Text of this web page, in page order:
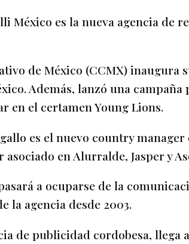
México es la nueva agencia de
de México (CCMX) inaugura
Además, lanzó una
en el certamen Young Lions.
es el nuevo country manager
en Alurralde, Jasper y
a ocuparse de la
la agencia desde 2003.
de publicidad cordobesa, llega